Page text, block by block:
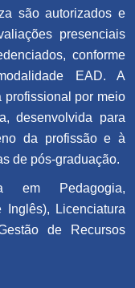
são autorizados e
presenciais
conforme
EAD. A
profissional por meio
desenvolvida para
da profissão e à
de pós-graduação.
em Pedagogia,
Inglês), Licenciatura
de Recursos